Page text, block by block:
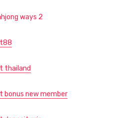
ways 2
thailand
bonus new member